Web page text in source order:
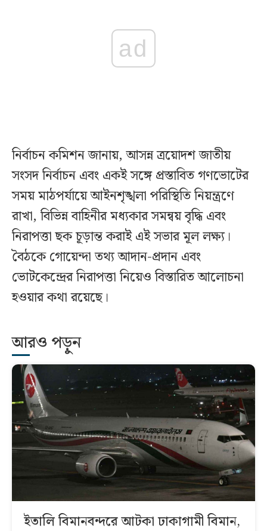
ad
নির্বাচন কমিশন জানায়, আসন্ন ত্রয়োদশ জাতীয়
সংসদ নির্বাচন এবং একই সঙ্গে প্রস্তাবিত গণভোটের
সময় মাঠপর্যায়ে আইনশৃঙ্খলা পরিস্থিতি নিয়ন্ত্রণে
রাখা, বিভিন্ন বাহিনীর মধ্যকার সমন্বয় বৃদ্ধি এবং
নিরাপত্তা ছক চূড়ান্ত করাই এই সভার মূল লক্ষ্য।
বৈঠকে গোয়েন্দা তথ্য আদান-প্রদান এবং
ভোটকেন্দ্রের নিরাপত্তা নিয়েও বিস্তারিত আলোচনা
হওয়ার কথা রয়েছে।
আরও পড়ুন
ইতালি বিমানবন্দরে আটকা ঢাকাগামী বিমান,